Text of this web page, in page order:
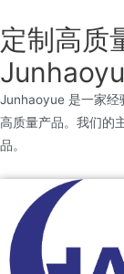
定制高质
Junhaoyue 是一家经
高质量产品。我们的
品。
容